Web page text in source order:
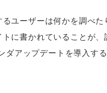
ユーザーは何かを調べ
に書かれていることが
ダアップデートを導入す